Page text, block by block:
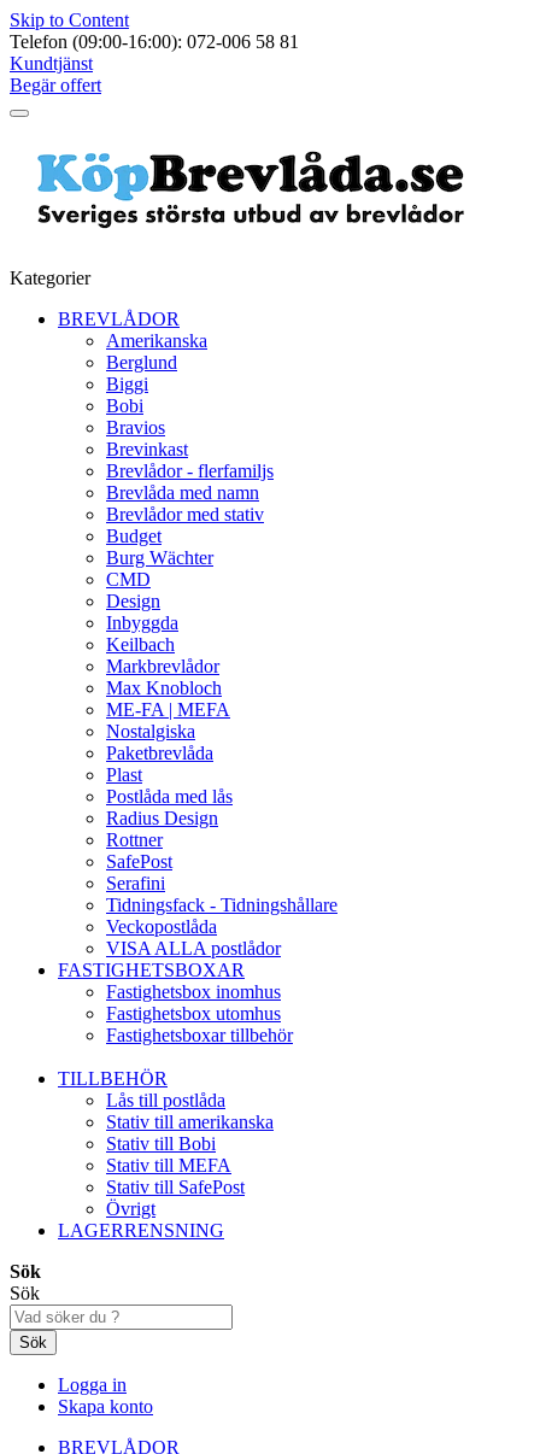
Skip to Content
Telefon (09:00-16:00): 072-006 58 81
Kundtjänst
Begär offert
Kategorier
BREVLÅDOR
Amerikanska
Berglund
Biggi
Bobi
Bravios
Brevinkast
Brevlådor - flerfamiljs
Brevlåda med namn
Brevlådor med stativ
Budget
Burg Wächter
CMD
Design
Inbyggda
Keilbach
Markbrevlådor
Max Knobloch
ME-FA | MEFA
Nostalgiska
Paketbrevlåda
Plast
Postlåda med lås
Radius Design
Rottner
SafePost
Serafini
Tidningsfack - Tidningshållare
Veckopostlåda
VISA ALLA postlådor
FASTIGHETSBOXAR
Fastighetsbox inomhus
Fastighetsbox utomhus
Fastighetsboxar tillbehör
TILLBEHÖR
Lås till postlåda
Stativ till amerikanska
Stativ till Bobi
Stativ till MEFA
Stativ till SafePost
Övrigt
LAGERRENSNING
Sök
Sök
Sök
Logga in
Skapa konto
BREVLÅDOR